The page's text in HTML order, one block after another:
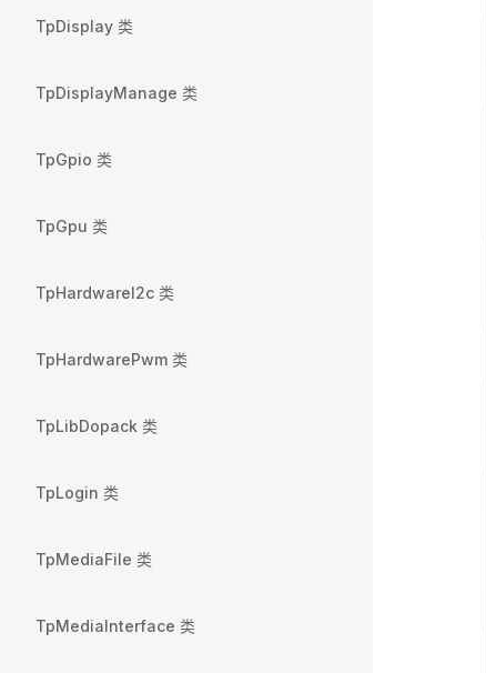
TpDisplay 类
TpDisplayManage 类
TpGpio 类
TpGpu 类
TpHardwareI2c 类
TpHardwarePwm 类
TpLibDopack 类
TpLogin 类
TpMediaFile 类
TpMediaInterface 类